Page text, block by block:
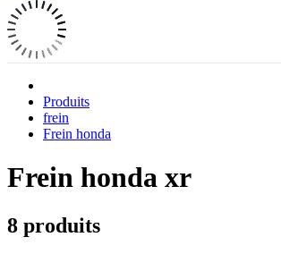
Produits
frein
Frein honda
Frein honda xr
8 produits